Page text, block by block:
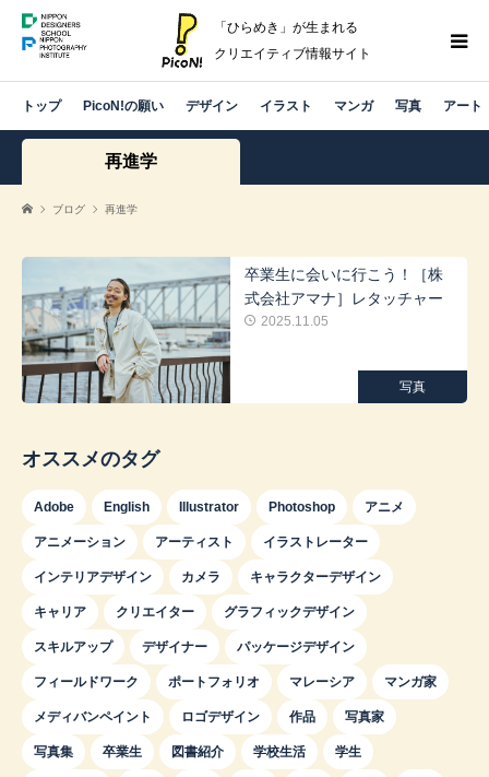
「ひらめき」が生まれる
クリエイティブ情報サイト
トップ PicoN!の願い デザイン イラスト マンガ 写真 アート
再進学
ブログ 再進学
写真
卒業生に会いに行こう！［株
式会社アマナ］レタッチャー
2025.11.05
オススメのタグ
Adobe English Illustrator Photoshop アニメ
アニメーション アーティスト イラストレーター
インテリアデザイン カメラ キャラクターデザイン
キャリア クリエイター グラフィックデザイン
スキルアップ デザイナー パッケージデザイン
フィールドワーク ポートフォリオ マレーシア マンガ家
メディバンペイント ロゴデザイン 作品 写真家
写真集 卒業生 図書紹介 学校生活 学生